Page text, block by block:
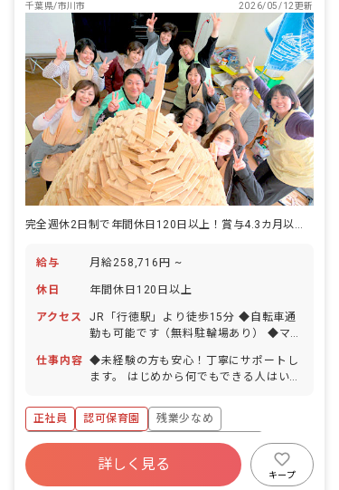
千葉県/市川市
2026/05/12更新
完全週休2日制で年間休日120日以上！賞与4.3カ月以上など待遇も充実
給与 月給258,716円 ~
休日 年間休日120日以上
アクセス
JR「行徳駅」より徒歩15分 ◆自転車通
勤も可能です（無料駐輪場あり） ◆マイ
仕事内容 ◆未経験の方も安心！丁寧にサポートし
ます。 はじめから何でもできる人はいま
お話できれば大丈夫。 徐々に仕事を覚え
ていけるよう、先輩がしっかりサポート
していきます。 （室内の消毒やおやつの
準備など） 先輩の様子を見ながら、保育
の流れや子どもたちとのかかわり方など
正社員 認可保育園
残業少なめ
ボーナス・賞与あり
年間休日120日以上
寮・住宅・家賃補助あり
社会保険完備
詳しく見る
キープ